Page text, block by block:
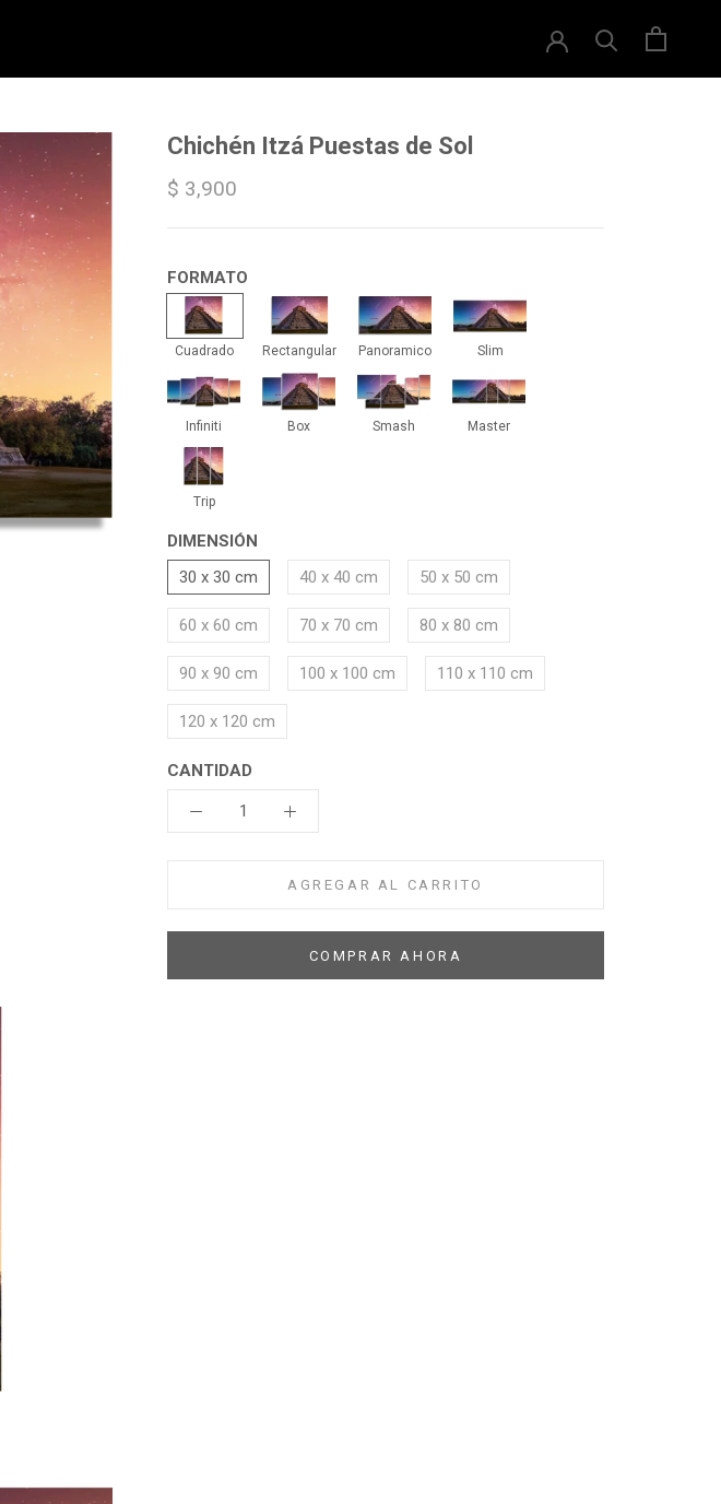
Chichén Itzá Puestas de Sol
$ 3,900
FORMATO
Cuadrado
Cuadrado
Rectangular
Rectangular
Panoramico
Panoramico
Slim
Slim
Infiniti
Infiniti
Box
Box
Smash
Smash
Master
Master
Trip
Trip
DIMENSIÓN
30 x 30 cm
40 x 40 cm 50 x 50 cm
60 x 60 cm 70 x 70 cm 80 x 80 cm
90 x 90 cm 100 x 100 cm 110 x 110 cm
120 x 120 cm
CANTIDAD
AGREGAR AL CARRITO
COMPRAR AHORA